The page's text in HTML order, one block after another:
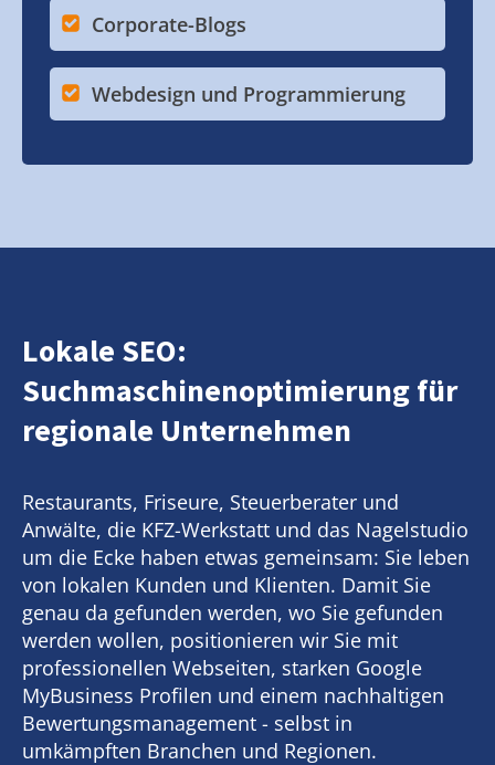
Corporate-Blogs
Webdesign und Programmierung
Lokale SEO:
Suchmaschinenoptimierung für
regionale Unternehmen
Restaurants, Friseure, Steuerberater und
Anwälte, die KFZ-Werkstatt und das Nagelstudio
um die Ecke haben etwas gemeinsam: Sie leben
von lokalen Kunden und Klienten. Damit Sie
genau da gefunden werden, wo Sie gefunden
werden wollen, positionieren wir Sie mit
professionellen Webseiten, starken Google
MyBusiness Profilen und einem nachhaltigen
Bewertungsmanagement - selbst in
umkämpften Branchen und Regionen.